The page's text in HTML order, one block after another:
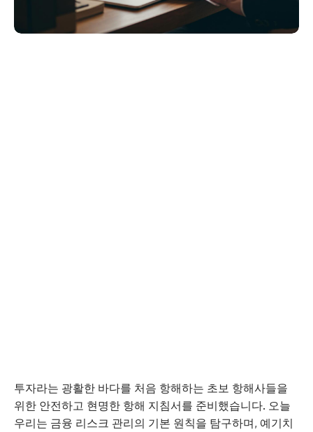
투자라는 광활한 바다를 처음 항해하는 초보 항해사들을
위한 안전하고 현명한 항해 지침서를 준비했습니다. 오늘
우리는 금융 리스크 관리의 기본 원칙을 탐구하며, 예기치